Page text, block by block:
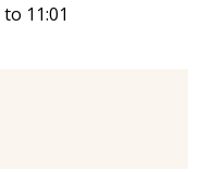
to 11:01